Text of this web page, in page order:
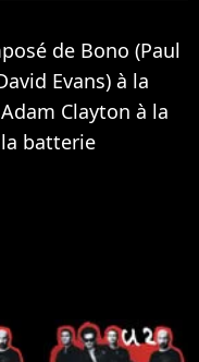
de Bono (Paul
Evans) à la
Clayton à la
batterie